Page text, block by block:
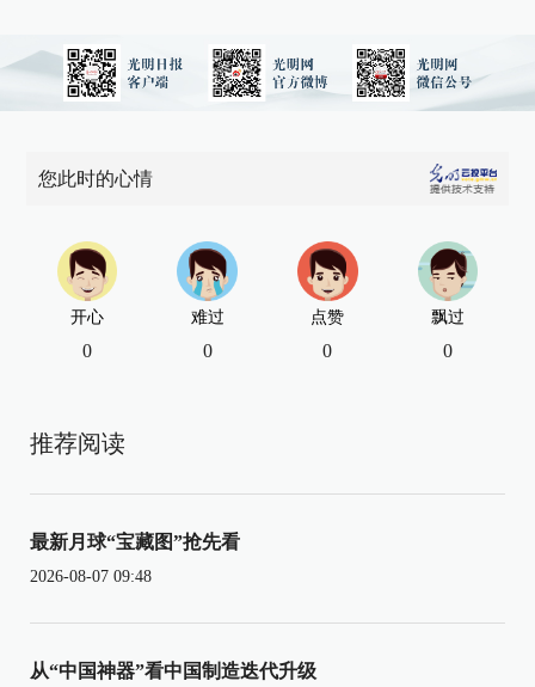
您此时的心情
开心
0
难过
0
点赞
0
飘过
0
推荐阅读
最新月球“宝藏图”抢先看
2026-08-07 09:48
从“中国神器”看中国制造迭代升级